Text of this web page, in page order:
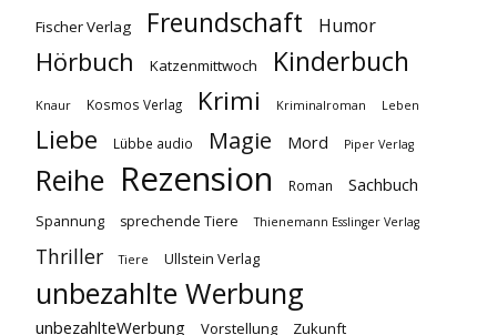
Fischer Verlag Freundschaft Humor
Hörbuch Katzenmittwoch Kinderbuch
Knaur Kosmos Verlag Krimi Kriminalroman Leben
Liebe Lübbe audio Magie Mord Piper Verlag
Reihe Rezension Roman Sachbuch
Spannung sprechende Tiere Thienemann Esslinger Verlag
Thriller Tiere Ullstein Verlag
unbezahlte Werbung
unbezahlteWerbung Vorstellung Zukunft